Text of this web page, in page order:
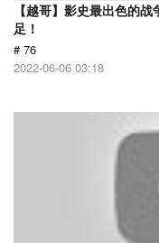
【越哥】影史最出色的
足！
# 76
2022-06-06 03:18